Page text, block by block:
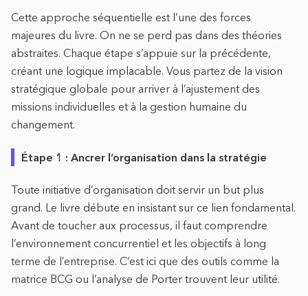
Cette approche séquentielle est l’une des forces
majeures du livre. On ne se perd pas dans des théories
abstraites. Chaque étape s’appuie sur la précédente,
créant une logique implacable. Vous partez de la vision
stratégique globale pour arriver à l’ajustement des
missions individuelles et à la gestion humaine du
changement.
Étape 1 : Ancrer l’organisation dans la stratégie
Toute initiative d’organisation doit servir un but plus
grand. Le livre débute en insistant sur ce lien fondamental.
Avant de toucher aux processus, il faut comprendre
l’environnement concurrentiel et les objectifs à long
terme de l’entreprise. C’est ici que des outils comme la
matrice BCG ou l’analyse de Porter trouvent leur utilité.